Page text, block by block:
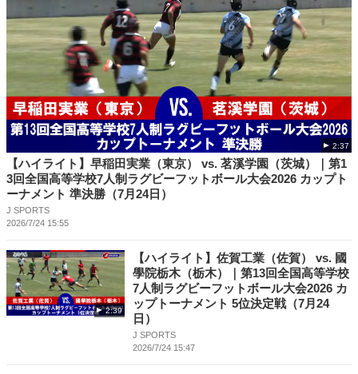
2:37
【ハイライト】早稲田実業（東京） vs. 茗溪学園（茨城）｜第1
3回全国高等学校7人制ラグビーフットボール大会2026 カップト
ーナメント 準決勝（7月24日）
J SPORTS
2026/7/24 15:55
2:39
【ハイライト】佐賀工業（佐賀） vs. 國
學院栃木（栃木）｜第13回全国高等学校
7人制ラグビーフットボール大会2026 カ
ップトーナメント 5位決定戦（7月24
日）
J SPORTS
2026/7/24 15:47